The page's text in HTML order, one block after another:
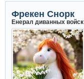
Фрекен Снорк
Енерал диванных войск